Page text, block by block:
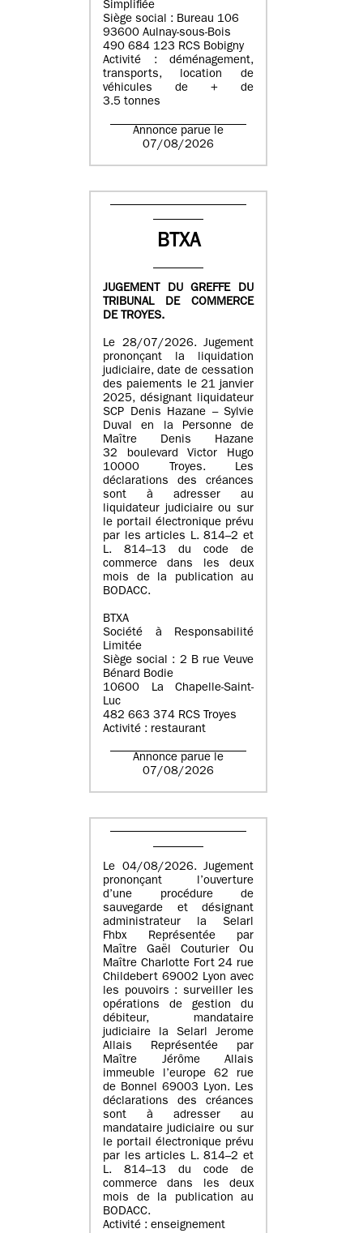
Simplifiée
Siège social : Bureau 106
93600 Aulnay-sous-Bois
490 684 123 RCS Bobigny
Activité : déménagement,
transports, location de
véhicules de + de
3.5 tonnes
Annonce parue le
07/08/2026
BTXA
JUGEMENT DU GREFFE DU
TRIBUNAL DE COMMERCE
DE TROYES.
Le 28/07/2026. Jugement
prononçant la liquidation
judiciaire, date de cessation
des paiements le 21 janvier
2025, désignant liquidateur
SCP Denis Hazane – Sylvie
Duval en la Personne de
Maître Denis Hazane
32 boulevard Victor Hugo
10000 Troyes. Les
déclarations des créances
sont à adresser au
liquidateur judiciaire ou sur
le portail électronique prévu
par les articles L. 814–2 et
L. 814–13 du code de
commerce dans les deux
mois de la publication au
BODACC.
BTXA
Société à Responsabilité
Limitée
Siège social : 2 B rue Veuve
Bénard Bodie
10600 La Chapelle-Saint-
Luc
482 663 374 RCS Troyes
Activité : restaurant
Annonce parue le
07/08/2026
Le 04/08/2026. Jugement
prononçant l’ouverture
d’une procédure de
sauvegarde et désignant
administrateur la Selarl
Fhbx Représentée par
Maître Gaël Couturier Ou
Maître Charlotte Fort 24 rue
Childebert 69002 Lyon avec
les pouvoirs : surveiller les
opérations de gestion du
débiteur, mandataire
judiciaire la Selarl Jerome
Allais Représentée par
Maître Jérôme Allais
immeuble l’europe 62 rue
de Bonnel 69003 Lyon. Les
déclarations des créances
sont à adresser au
mandataire judiciaire ou sur
le portail électronique prévu
par les articles L. 814–2 et
L. 814–13 du code de
commerce dans les deux
mois de la publication au
BODACC.
Activité : enseignement